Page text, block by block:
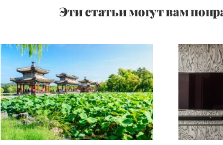
Эти статьи могут вам